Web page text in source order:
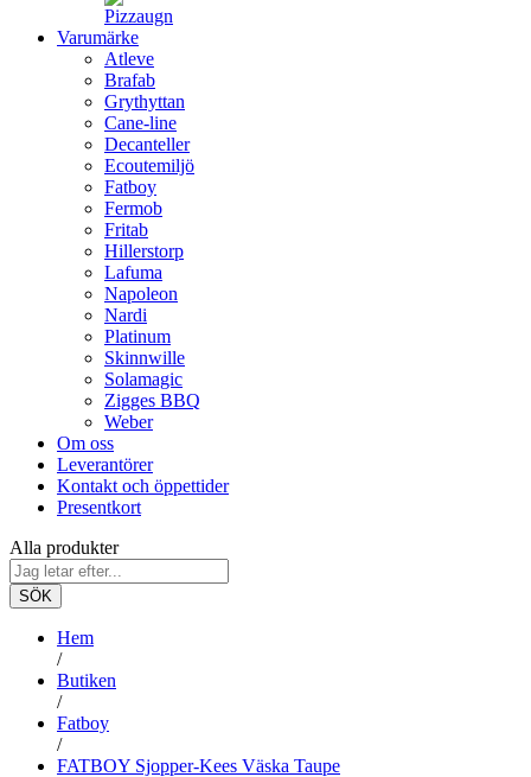
Varumärke
Atleve
Brafab
Grythyttan
Cane-line
Decanteller
Ecoutemiljö
Fatboy
Fermob
Fritab
Hillerstorp
Lafuma
Napoleon
Nardi
Platinum
Skinnwille
Solamagic
Zigges BBQ
Weber
Om oss
Leverantörer
Kontakt och öppettider
Presentkort
Alla produkter
SÖK
Hem
/
Butiken
/
Fatboy
/
FATBOY Sjopper-Kees Väska Taupe